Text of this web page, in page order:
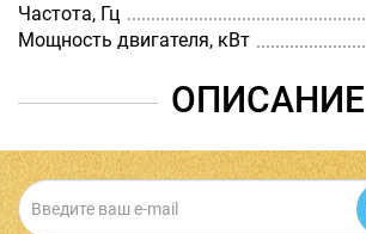
Частота, Гц
Мощность двигателя, кВт
ОПИСАНИЕ